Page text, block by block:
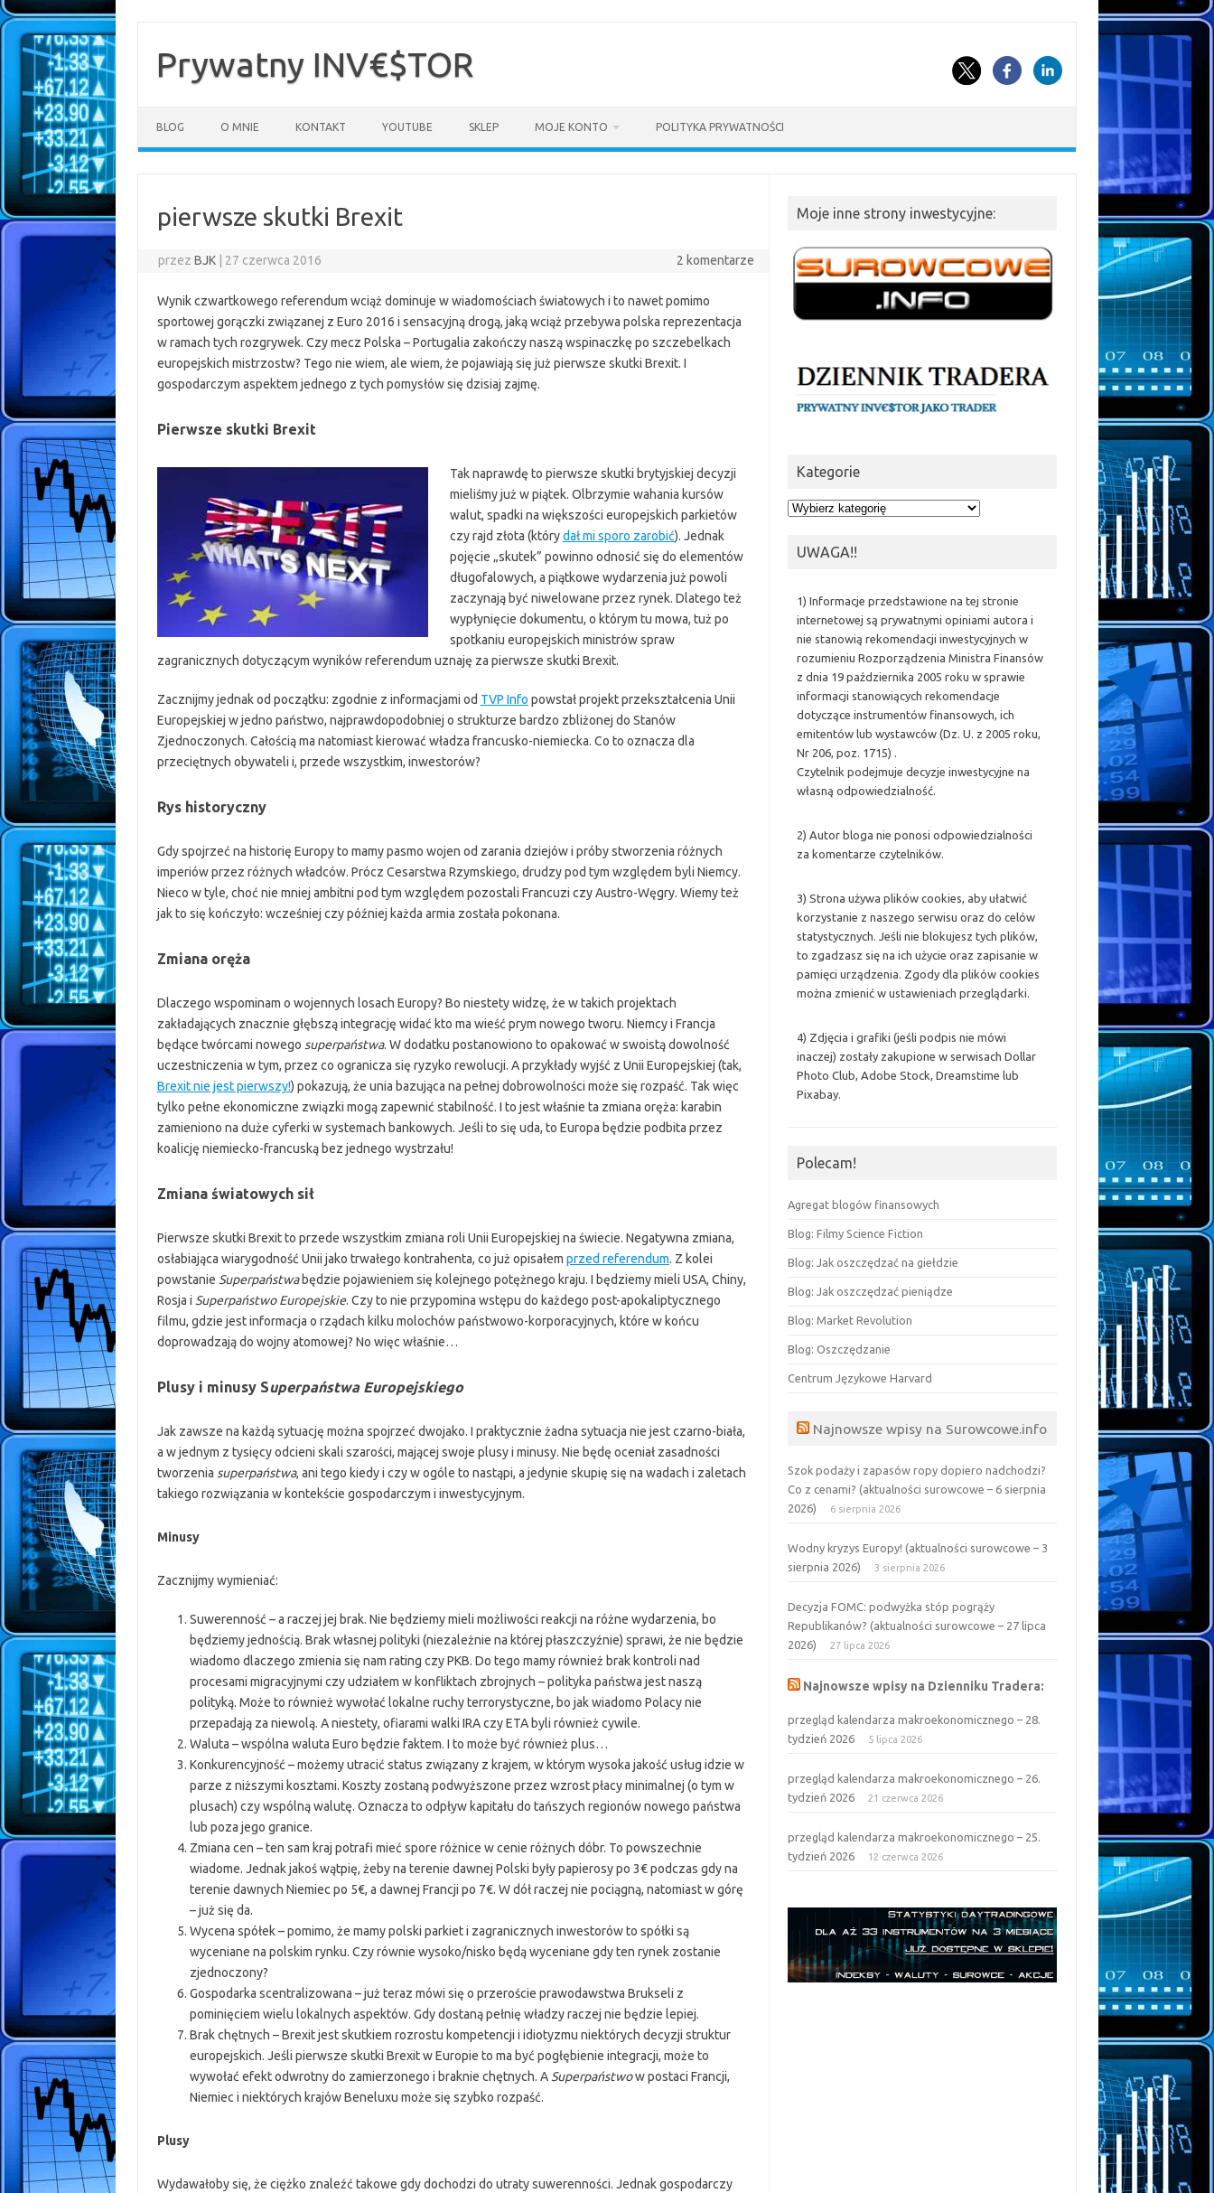
treściPrywatny INV€$TOR
BLOG O MNIE KONTAKT YOUTUBE SKLEP MOJE KONTO POLITYKA PRYWATNOŚCI
pierwsze skutki Brexit
przezBJK 27 czerwca 2016 2 komentarze
Wynik czwartkowego referendum wciąż dominuje w wiadomościach światowych i to nawet pomimo
sportowej gorączki związanej z Euro 2016 i sensacyjną drogą, jaką wciąż przebywa polska reprezentacja
w ramach tych rozgrywek. Czy mecz Polska – Portugalia zakończy naszą wspinaczkę po szczebelkach
europejskich mistrzostw? Tego nie wiem, ale wiem, że pojawiają się już pierwsze skutki Brexit. I
gospodarczym aspektem jednego z tych pomysłów się dzisiaj zajmę.
Pierwsze skutki Brexit
Tak naprawdę to pierwsze skutki brytyjskiej decyzji
mieliśmy już w piątek. Olbrzymie wahania kursów
walut, spadki na większości europejskich parkietów
czy rajd złota (którydał mi sporo zarobić). Jednak
pojęcie „skutek” powinno odnosić się do elementów
długofalowych, a piątkowe wydarzenia już powoli
zaczynają być niwelowane przez rynek. Dlatego też
wypłynięcie dokumentu, o którym tu mowa, tuż po
spotkaniu europejskich ministrów spraw
zagranicznych dotyczącym wyników referendum uznaję za pierwsze skutki Brexit.
Zacznijmy jednak od początku: zgodnie z informacjami od TVP Info powstał projekt przekształcenia Unii
Europejskiej w jedno państwo, najprawdopodobniej o strukturze bardzo zbliżonej do Stanów
Zjednoczonych. Całością ma natomiast kierować władza francusko-niemiecka. Co to oznacza dla
przeciętnych obywateli i, przede wszystkim, inwestorów?
Rys historyczny
Gdy spojrzeć na historię Europy to mamy pasmo wojen od zarania dziejów i próby stworzenia różnych
imperiów przez różnych władców. Prócz Cesarstwa Rzymskiego, drudzy pod tym względem byli Niemcy.
Nieco w tyle, choć nie mniej ambitni pod tym względem pozostali Francuzi czy Austro-Węgry. Wiemy też
jak to się kończyło: wcześniej czy później każda armia została pokonana.
Zmiana oręża
Dlaczego wspominam o wojennych losach Europy? Bo niestety widzę, że w takich projektach
zakładających znacznie głębszą integrację widać kto ma wieść prym nowego tworu. Niemcy i Francja
będące twórcami nowego superpaństwa. W dodatku postanowiono to opakować w swoistą dowolność
uczestniczenia w tym, przez co ogranicza się ryzyko rewolucji. A przykłady wyjść z Unii Europejskiej (tak,
Brexit nie jest pierwszy!) pokazują, że unia bazująca na pełnej dobrowolności może się rozpaść. Tak więc
tylko pełne ekonomiczne związki mogą zapewnić stabilność. I to jest właśnie ta zmiana oręża: karabin
zamieniono na duże cyferki w systemach bankowych. Jeśli to się uda, to Europa będzie podbita przez
koalicję niemiecko-francuską bez jednego wystrzału!
Zmiana światowych sił
Pierwsze skutki Brexit to przede wszystkim zmiana roli Unii Europejskiej na świecie. Negatywna zmiana,
osłabiająca wiarygodność Unii jako trwałego kontrahenta, co już opisałem przed referendum. Z kolei
powstanie Superpaństwabędzie pojawieniem się kolejnego potężnego kraju. I będziemy mieli USA, Chiny,
Rosja i Superpaństwo Europejskie. Czy to nie przypomina wstępu do każdego post-apokaliptycznego
filmu, gdzie jest informacja o rządach kilku molochów państwowo-korporacyjnych, które w końcu
doprowadzają do wojny atomowej? No więc właśnie…
Plusy i minusy Superpaństwa Europejskiego
Jak zawsze na każdą sytuację można spojrzeć dwojako. I praktycznie żadna sytuacja nie jest czarno-biała,
a w jednym z tysięcy odcieni skali szarości, mającej swoje plusy i minusy. Nie będę oceniał zasadności
tworzenia superpaństwa, ani tego kiedy i czy w ogóle to nastąpi, a jedynie skupię się na wadach i zaletach
takiego rozwiązania w kontekście gospodarczym i inwestycyjnym.
Minusy
Zacznijmy wymieniać:
Suwerenność – a raczej jej brak. Nie będziemy mieli możliwości reakcji na różne wydarzenia, bo
będziemy jednością. Brak własnej polityki (niezależnie na której płaszczyźnie) sprawi, że nie będzie
wiadomo dlaczego zmienia się nam rating czy PKB. Do tego mamy również brak kontroli nad
procesami migracyjnymi czy udziałem w konfliktach zbrojnych – polityka państwa jest naszą
polityką. Może to również wywołać lokalne ruchy terrorystyczne, bo jak wiadomo Polacy nie
przepadają za niewolą. A niestety, ofiarami walki IRA czy ETA byli również cywile.
Waluta – wspólna waluta Euro będzie faktem. I to może być również plus…
Konkurencyjność – możemy utracić status związany z krajem, w którym wysoka jakość usług idzie w
parze z niższymi kosztami. Koszty zostaną podwyższone przez wzrost płacy minimalnej (o tym w
plusach) czy wspólną walutę. Oznacza to odpływ kapitału do tańszych regionów nowego państwa
lub poza jego granice.
Zmiana cen – ten sam kraj potrafi mieć spore różnice w cenie różnych dóbr. To powszechnie
wiadome. Jednak jakoś wątpię, żeby na terenie dawnej Polski były papierosy po 3€ podczas gdy na
terenie dawnych Niemiec po 5€, a dawnej Francji po 7€. W dół raczej nie pociągną, natomiast w górę
– już się da.
Wycena spółek – pomimo, że mamy polski parkiet i zagranicznych inwestorów to spółki są
wyceniane na polskim rynku. Czy równie wysoko/nisko będą wyceniane gdy ten rynek zostanie
zjednoczony?
Gospodarka scentralizowana – już teraz mówi się o przeroście prawodawstwa Brukseli z
pominięciem wielu lokalnych aspektów. Gdy dostaną pełnię władzy raczej nie będzie lepiej.
Brak chętnych – Brexit jest skutkiem rozrostu kompetencji i idiotyzmu niektórych decyzji struktur
europejskich. Jeśli pierwsze skutki Brexit w Europie to ma być pogłębienie integracji, może to
wywołać efekt odwrotny do zamierzonego i braknie chętnych. A Superpaństwow postaci Francji,
Niemiec i niektórych krajów Beneluxu może się szybko rozpaść.
Plusy
Wydawałoby się, że ciężko znaleźć takowe gdy dochodzi do utraty suwerenności. Jednak gospodarczy
Moje inne strony inwestycyjne:
Kategorie
Kategorie
UWAGA!!
1) Informacje przedstawione na tej stronie
internetowej są prywatnymi opiniami autora i
nie stanowią rekomendacji inwestycyjnych w
rozumieniu Rozporządzenia Ministra Finansów
z dnia 19 października 2005 roku w sprawie
informacji stanowiących rekomendacje
dotyczące instrumentów finansowych, ich
emitentów lub wystawców (Dz. U. z 2005 roku,
Nr 206, poz. 1715) .
Czytelnik podejmuje decyzje inwestycyjne na
własną odpowiedzialność.
2) Autor bloga nie ponosi odpowiedzialności
za komentarze czytelników.
3) Strona używa plików cookies, aby ułatwić
korzystanie z naszego serwisu oraz do celów
statystycznych. Jeśli nie blokujesz tych plików,
to zgadzasz się na ich użycie oraz zapisanie w
pamięci urządzenia. Zgody dla plików cookies
można zmienić w ustawieniach przeglądarki.
4) Zdjęcia i grafiki (jeśli podpis nie mówi
inaczej) zostały zakupione w serwisach Dollar
Photo Club, Adobe Stock, Dreamstime lub
Pixabay.
Polecam!
Agregat blogów finansowych
Blog: Filmy Science Fiction
Blog: Jak oszczędzać na giełdzie
Blog: Jak oszczędzać pieniądze
Blog: Market Revolution
Blog: Oszczędzanie
Centrum Językowe Harvard
Najnowsze wpisy na Surowcowe.info
Szok podaży i zapasów ropy dopiero nadchodzi?
Co z cenami? (aktualności surowcowe – 6 sierpnia
2026)
6 sierpnia 2026
Wodny kryzys Europy! (aktualności surowcowe – 3
sierpnia 2026)
3 sierpnia 2026
Decyzja FOMC: podwyżka stóp pogrąży
Republikanów? (aktualności surowcowe – 27 lipca
2026)
27 lipca 2026
Najnowsze wpisy na Dzienniku Tradera:
przegląd kalendarza makroekonomicznego – 28.
tydzień 2026
5 lipca 2026
przegląd kalendarza makroekonomicznego – 26.
tydzień 2026
21 czerwca 2026
przegląd kalendarza makroekonomicznego – 25.
tydzień 2026
12 czerwca 2026